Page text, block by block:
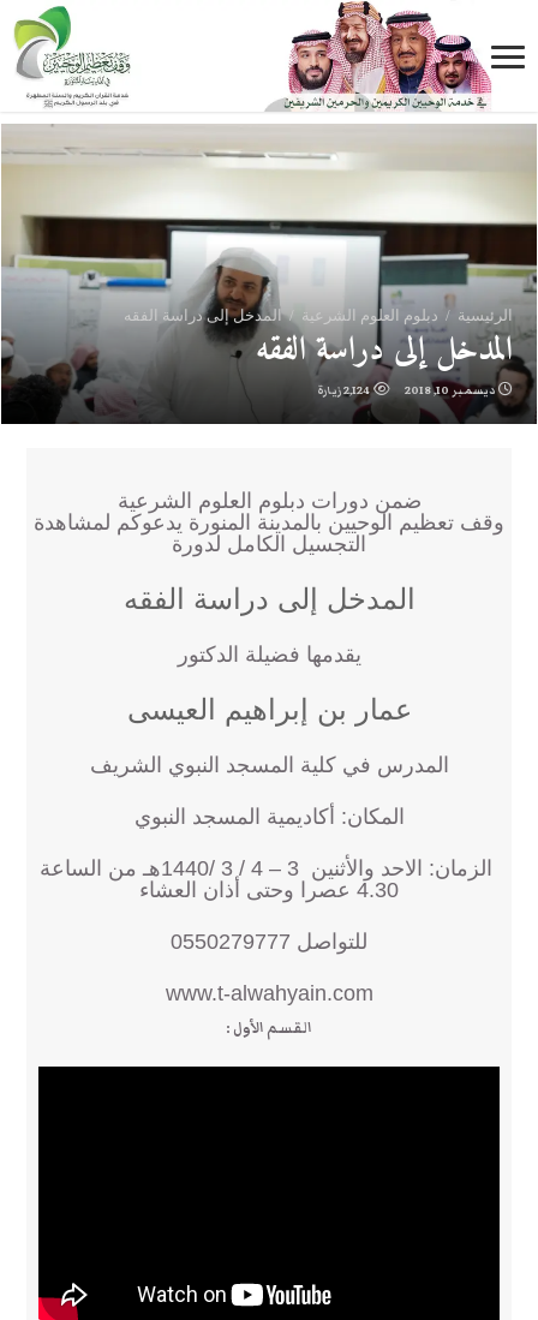
الرئيسية / دبلوم العلوم الشرعية / المدخل إلى دراسة الفقه
المدخل إلى دراسة الفقه
ديسمبر 10, 2018 2,124 زيارة
ضمن دورات دبلوم العلوم الشرعية
وقف تعظيم الوحيين بالمدينة المنورة يدعوكم لمشاهدة
التجسيل الكامل لدورة
المدخل إلى دراسة الفقه
يقدمها فضيلة الدكتور
عمار بن إبراهيم العيسى
المدرس في كلية المسجد النبوي الشريف
المكان: أكاديمية المسجد النبوي
الزمان: الاحد والأثنين 3 – 4 / 3 /1440هـ من الساعة
4.30 عصرا وحتى أذان العشاء
للتواصل 0550279777
www.t-alwahyain.com
القسم الأول :